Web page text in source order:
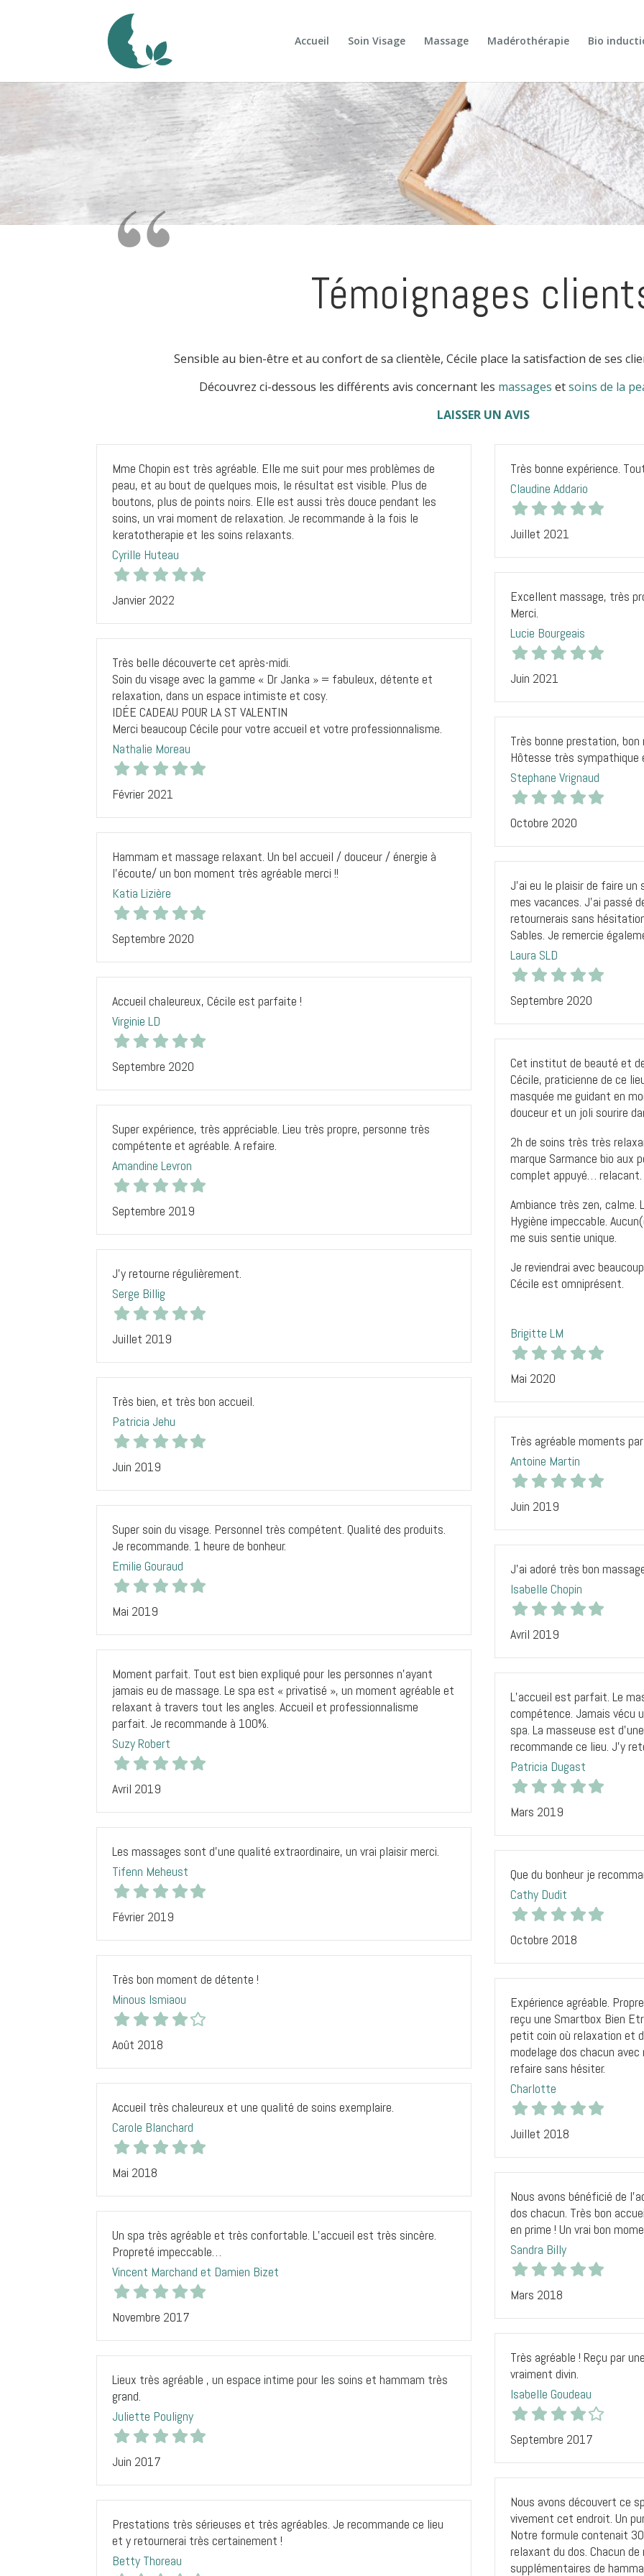
Accueil Soin Visage Massage Madérothérapie Bio
Témoignages
Sensible au bien-être et au confortde sa clientèle, Cécile place la satisfaction de ses
Découvrez ci-dessous les différents avis concernant les massages etsoins de la
LAISSER UN AVIS
Mme Chopin est très agréable. Elle me suit pour mes problèmes de
peau, et au bout de quelques mois, le résultat est visible. Plus de
boutons, plus de points noirs. Elle est aussi très douce pendant les
soins, un vrai moment de relaxation. Je recommande à la fois le
keratotherapie et les soins relaxants.
Cyrille Huteau
Janvier 2022
Très bonne expérience.
Claudine Addario
Juillet 2021
Excellent massage, très
Merci.
Lucie Bourgeais
Juin 2021
Très belle découverte cet après-midi.
Soin du visage avec la gamme « Dr Janka » = fabuleux, détente et
relaxation, dans un espace intimiste et cosy.
IDÉE CADEAU POUR LA ST VALENTIN
Merci beaucoup Cécile pour votre accueil et votre professionnalisme.
Nathalie Moreau
Février 2021
Très bonne prestation,
Hôtesse très sympathique
Stephane Vrignaud
Octobre 2020
Hammam et massage relaxant. Un bel accueil / douceur / énergie à
l’écoute/ un bon moment très agréable merci !!
Katia Lizière
Septembre 2020
J’ai eu le plaisir de faire
mes vacances. J’ai passé
retournerais sans
Sables. Je remercie
Laura SLD
Septembre 2020
Accueil chaleureux, Cécile est parfaite !
Virginie LD
Septembre 2020
Cet institut de beauté et
Cécile, praticienne de ce
masquée me guidant en
douceur et un joli sourire
2h de soins très très
marque Sarmance bio aux
complet appuyé…
Ambiance très zen, calme.
Hygiène impeccable.
me suis sentie unique.
Je reviendrai avec
Cécile est omniprésent.
Brigitte LM
Mai 2020
Super expérience, très appréciable. Lieu très propre, personne très
compétente et agréable. A refaire.
Amandine Levron
Septembre 2019
J’y retourne régulièrement.
Serge Billig
Juillet 2019
Très bien, et très bon accueil.
Patricia Jehu
Juin 2019
Très agréable moments
Antoine Martin
Juin 2019
Super soin du visage. Personnel très compétent. Qualité des produits.
Je recommande. 1 heure de bonheur.
Emilie Gouraud
Mai 2019
J’ai adoré très bon
Isabelle Chopin
Avril 2019
Moment parfait. Tout est bien expliqué pour les personnes n’ayant
jamais eu de massage. Le spa est « privatisé », un moment agréable et
relaxant à travers tout les angles. Accueil et professionnalisme
parfait. Je recommande à 100%.
Suzy Robert
Avril 2019
L’accueil est parfait. Le
compétence. Jamais vécu
spa. La masseuse est
recommande ce lieu. J’y
Patricia Dugast
Mars 2019
Les massages sont d’une qualité extraordinaire, un vrai plaisir merci.
Tifenn Meheust
Février 2019
Que du bonheur je
Cathy Dudit
Octobre 2018
Très bon moment de détente !
Minous Ismiaou
Août 2018
Expérience agréable.
reçu une Smartbox Bien
petit coin où relaxation et
modelage dos chacun
refaire sans hésiter.
Charlotte
Juillet 2018
Accueil très chaleureux et une qualité de soins exemplaire.
Carole Blanchard
Mai 2018
Nous avons bénéficié de
dos chacun. Très bon
en prime ! Un vrai bon
Sandra Billy
Mars 2018
Un spa très agréable et très confortable. L’accueil est très sincère.
Propreté impeccable…
Vincent Marchand et Damien Bizet
Novembre 2017
Très agréable ! Reçu par
vraiment divin.
Isabelle Goudeau
Septembre 2017
Lieux très agréable , un espace intime pour les soins et hammam très
grand.
Juliette Pouligny
Juin 2017
Nous avons découvert ce
vivement cet endroit. Un
Notre formule contenait
relaxant du dos. Chacun
supplémentaires de
Prestations très sérieuses et très agréables. Je recommande ce lieu
et y retournerai très certainement !
Betty Thoreau